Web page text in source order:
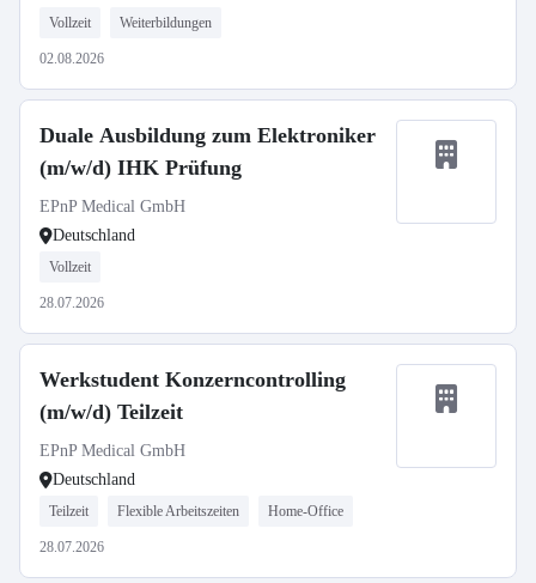
Vollzeit Weiterbildungen
02.08.2026
Duale Ausbildung zum Elektroniker
(m/w/d) IHK Prüfung
EPnP Medical GmbH
Deutschland
Vollzeit
28.07.2026
Werkstudent Konzerncontrolling
(m/w/d) Teilzeit
EPnP Medical GmbH
Deutschland
Teilzeit Flexible Arbeitszeiten Home-Office
28.07.2026